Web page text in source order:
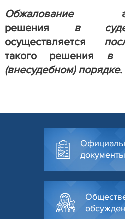
Обжалование
решения в
осуществляется
такого решения в
(внесудебном) порядке.
документы